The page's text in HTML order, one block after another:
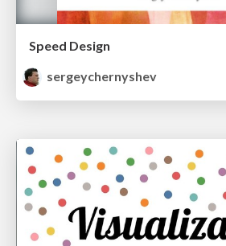
Speed Design
sergeychernyshev